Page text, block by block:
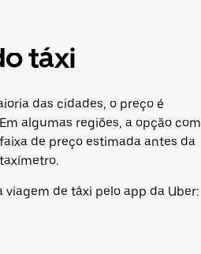
táxi
das cidades, o preço é
algumas regiões, a opção com
de preço estimada antes da
de táxi pelo app da Uber: